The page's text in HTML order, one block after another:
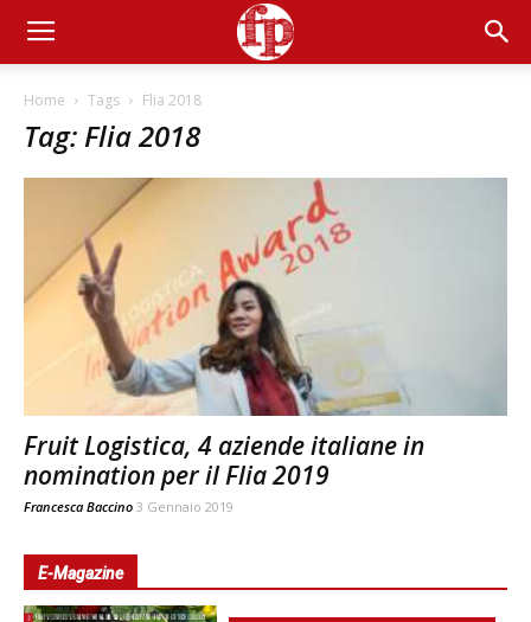
Home Tags Flia 2018
Tag: Flia 2018
Fruit Logistica, 4 aziende italiane in
nomination per il Flia 2019
Francesca Baccino 3 Gennaio 2019
E-Magazine